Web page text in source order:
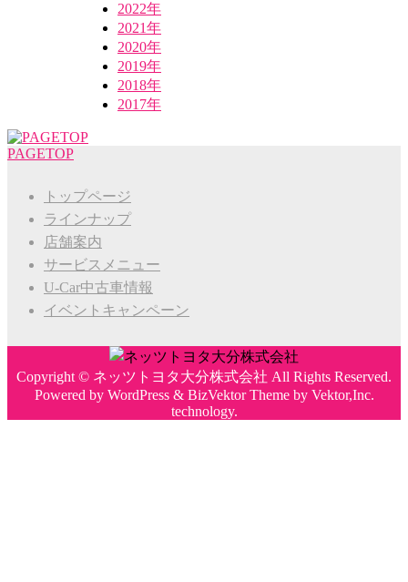
2022年
2021年
2020年
2019年
2018年
2017年
PAGETOP
トップページ
ラインナップ
店舗案内
サービスメニュー
U-Car中古車情報
イベントキャンペーン
Copyright © ネッツトヨタ大分株式会社 All Rights Reserved.
Powered by WordPress& BizVektor Themeby Vektor,Inc.
technology.